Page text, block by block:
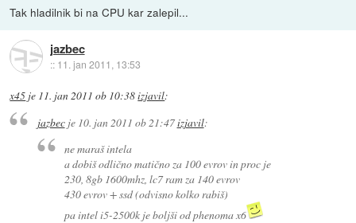
Tak hladilnik bi na CPU kar zalepil...
jazbec
:: 11. jan 2011, 13:53
x45 je 11. jan 2011 ob 10:38izjavil:
jazbecje 10. jan 2011 ob 21:47izjavil:
ne maraš intela
a dobiš odlično matično za 100 evrov in proc je
230, 8gb 1600mhz, lc7 ram za 140 evrov
430 evrov + ssd (odvisno kolko rabiš)
pa intel i5-2500k je boljši od phenoma x6